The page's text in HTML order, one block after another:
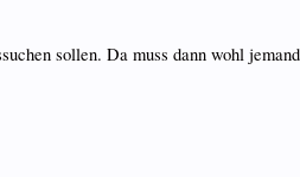
sollen. Da muss dann wohl